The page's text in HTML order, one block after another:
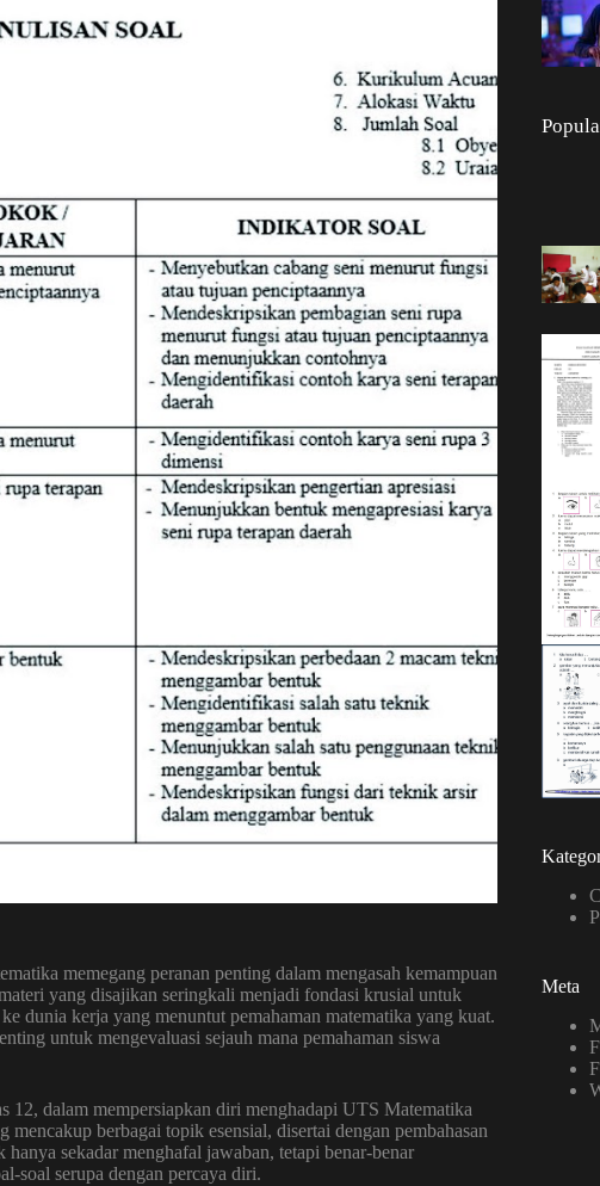
memegang peranan penting dalam mengasah kemampuan
yang disajikan seringkali menjadi fondasi krusial untuk
dunia kerja yang menuntut pemahaman matematika yang kuat.
untuk mengevaluasi sejauh mana pemahaman siswa
dalam mempersiapkan diri menghadapi UTS Matematika
berbagai topik esensial, disertai dengan pembahasan
sekadar menghafal jawaban, tetapi benar-benar
soal serupa dengan percaya diri.
Meta